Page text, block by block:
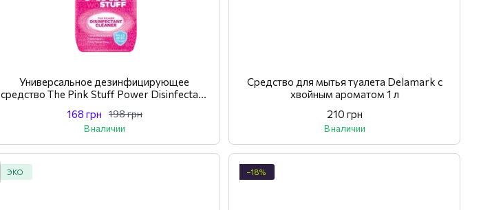
Универсальное дезинфицирующее
средство The Pink Stuff Power Disinfectant
198 грн
168 грн
В наличии
Средство для мытья туалета Delamark с
хвойным ароматом 1 л
210 грн
В наличии
ЭКО −18%